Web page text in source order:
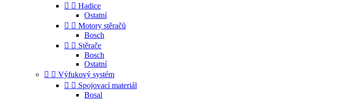
  Hadice
Ostatní
  Motory stěračů
Bosch
  Stěrače
Bosch
Ostatní
  Výfukový systém
  Spojovací materiál
Bosal